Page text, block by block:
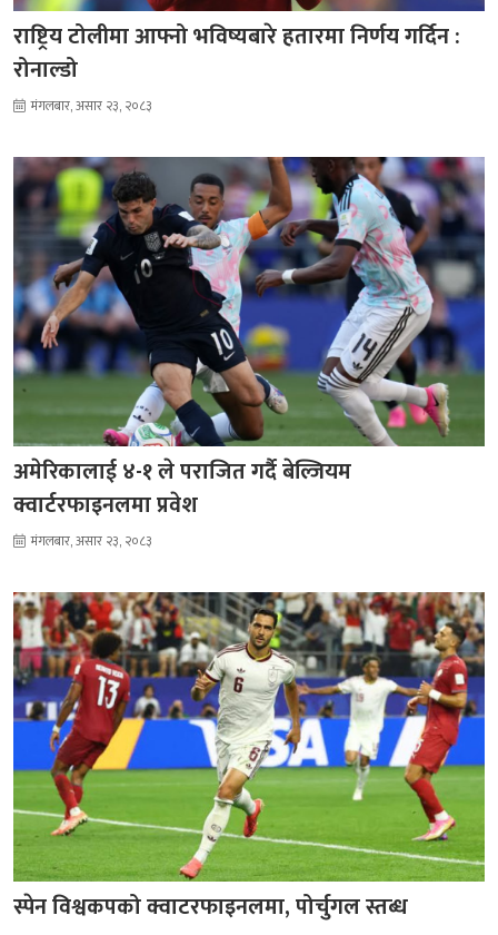
राष्ट्रिय टोलीमा आफ्नो भविष्यबारे हतारमा निर्णय गर्दिन :
रोनाल्डो
मंगलबार, असार २३, २०८३
अमेरिकालाई ४-१ ले पराजित गर्दै बेल्जियम
क्वार्टरफाइनलमा प्रवेश
मंगलबार, असार २३, २०८३
स्पेन विश्वकपको क्वाटरफाइनलमा, पोर्चुगल स्तब्ध